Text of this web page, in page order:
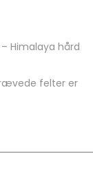
Himalaya hård
felter er